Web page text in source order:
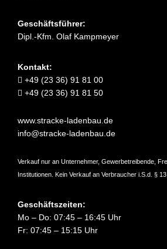
Geschäftsführer:
Dipl.-Kfm. Olaf Kampmeyer
Kontakt:
+49 (23 36) 91 81 00
+49 (23 36) 91 81 50
www.stracke-ladenbau.de
info@stracke-ladenbau.de
Verkauf nur an Unternehmer, Gewerbetreibende,
Institutionen. Kein Verkauf an Verbraucher i.S.d. § 13
Geschäftszeiten:
Mo – Do: 07:45 – 16:45 Uhr
Fr: 07:45 – 15:15 Uhr